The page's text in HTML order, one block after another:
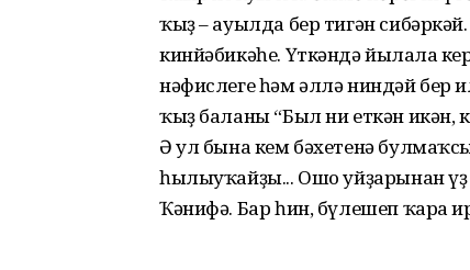
ҡыҙ – ауылда бер тигән
кинйәбикәһе. Үткәндә йылғала
нәфислеге һәм әллә ниндәй бер
ҡыҙ баланы “Был ни еткән икән,
Ә ул бына кем бәхетенә
һылыуҡайҙы... Ошо уйҙарынан
Ҡәнифә. Бар һин, бүлешеп ҡара